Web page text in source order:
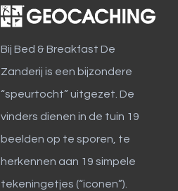
Bij Bed & Breakfast De
Zanderij is een bijzondere
“speurtocht” uitgezet. De
vinders dienen in de tuin 19
beelden op te sporen, te
herkennen aan 19 simpele
tekeningetjes (“iconen”).